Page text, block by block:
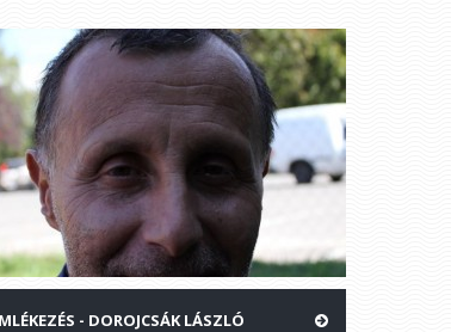
- DOROJCSÁK LÁSZLÓ